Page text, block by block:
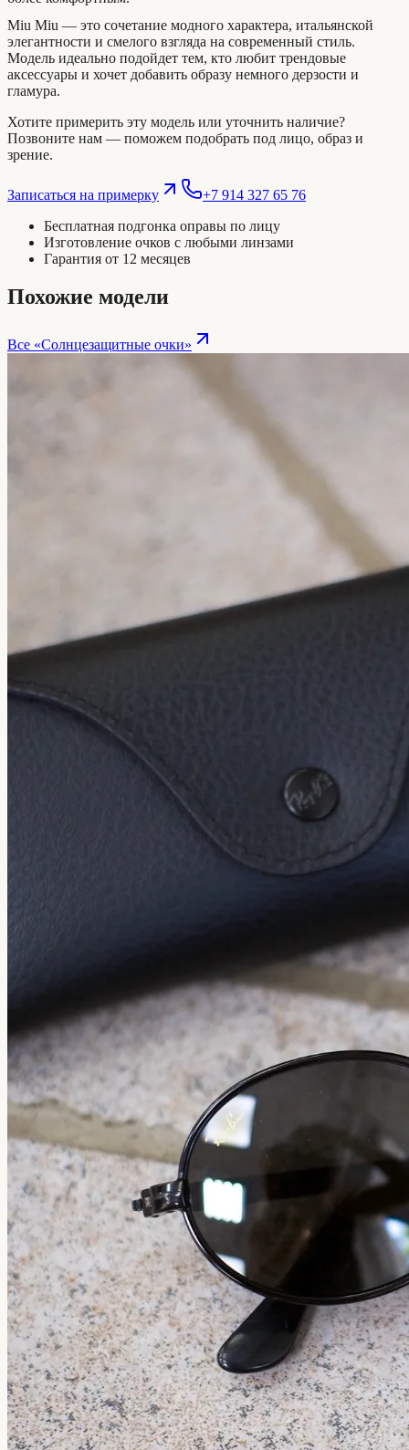
Miu Miu — это сочетание модного характера, итальянской
элегантности и смелого взгляда на современный стиль.
Модель идеально подойдет тем, кто любит трендовые
аксессуары и хочет добавить образу немного дерзости и
гламура.
Хотите примерить эту модель или уточнить наличие?
Позвоните нам — поможем подобрать под лицо, образ и
зрение.
Записаться на примерку
+7 914 327 65 76
Бесплатная подгонка оправы по лицу
Изготовление очков с любыми линзами
Гарантия от 12 месяцев
Похожие модели
Все «Солнцезащитные очки»